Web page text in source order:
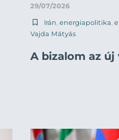
29/07/2026
Irán, energiapolitika,
Vajda Mátyás
A bizalom az új